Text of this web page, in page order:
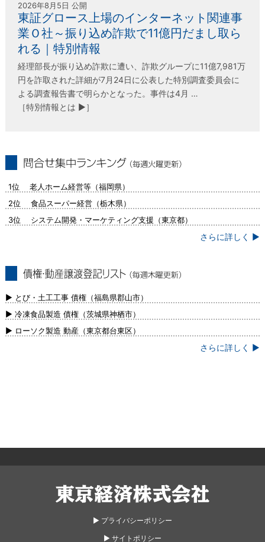
2026年8月5日 公開
東証グロース上場のインターネット関連事
業Ｏ社～振り込め詐欺で11億円だまし取ら
れる｜特別情報
経理部長が振り込め詐欺に遭い、詐欺グループに11億7,981万
円を詐取された詳細が7月24日に公表した特別調査委員会に
よる調査報告書で明らかとなった。事件は4月 …
［特別情報とは ▶］
1位 老人ホーム経営等（福岡県）
2位 食品スーパー経営（栃木県）
3位 システム開発・マーケティング支援（東京都）
さらに詳しく ▶
新）
▶ とび・土工工事 債権（福島県郡山市）
▶ 冷凍食品製造 債権（茨城県神栖市）
▶ ローソク製造 動産（東京都台東区）
さらに詳しく ▶
▶︎ プライバシーポリシー
▶︎ サイトポリシー